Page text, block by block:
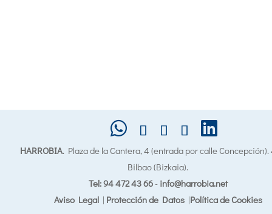
HARROBIA. Plaza de la Cantera, 4 (entrada por calle
Bilbao (Bizkaia).
Tel: 94 472 43 66- info@harrobia.net
Aviso Legal| Protección de Datos|Política de Cookies